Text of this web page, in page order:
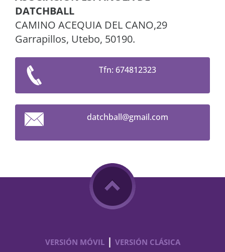
DATCHBALL
CAMINO ACEQUIA DEL CANO,29
Garrapillos, Utebo, 50190.
Tfn: 674812323
datchball@gmail.com
VERSIÓN MÓVIL | VERSIÓN CLÁSICA